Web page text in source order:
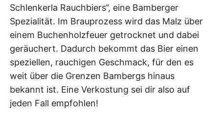
Schlenkerla Rauchbiers“, eine Bamberger
Spezialität. Im Brauprozess wird das Malz über
einem Buchenholzfeuer getrocknet und dabei
geräuchert. Dadurch bekommt das Bier einen
speziellen, rauchigen Geschmack, für den es
weit über die Grenzen Bambergs hinaus
bekannt ist. Eine Verkostung sei dir also auf
jeden Fall empfohlen!